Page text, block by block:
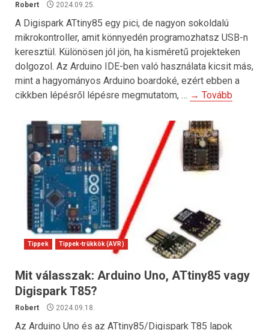
Robert 2024.09.25.
A Digispark ATtiny85 egy pici, de nagyon sokoldalú
mikrokontroller, amit könnyedén programozhatsz USB-n
keresztül. Különösen jól jön, ha kisméretű projekteken
dolgozol. Az Arduino IDE-ben való használata kicsit más,
mint a hagyományos Arduino boardoké, ezért ebben a
cikkben lépésről lépésre megmutatom, … → Tovább
Tippek Tippek-trükkök (AVR)
Mit válasszak: Arduino Uno, ATtiny85 vagy
Digispark T85?
Robert 2024.09.18.
Az Arduino Uno és az ATtiny85/Digispark T85 lapok